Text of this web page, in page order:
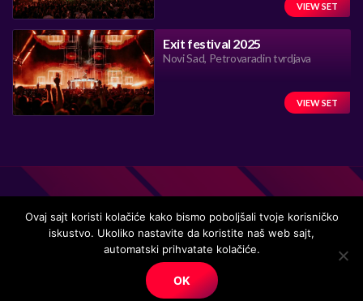
VIEW SET
Exit festival 2025
Novi Sad, Petrovaradin tvrdjava
VIEW SET
Handmade in Serbia 15 years ago, while listening to the great
© Copyright. All right reserved.
Ovaj sajt koristi kolačiće kako bismo poboljšali tvoje korisničko
iskustvo. Ukoliko nastavite da koristite naš web sajt,
automatski prihvatate kolačiće.
OK